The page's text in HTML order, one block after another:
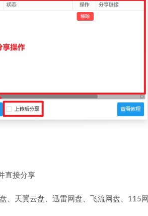
直接分享
、天翼云盘、迅雷网盘、飞流网盘、115网